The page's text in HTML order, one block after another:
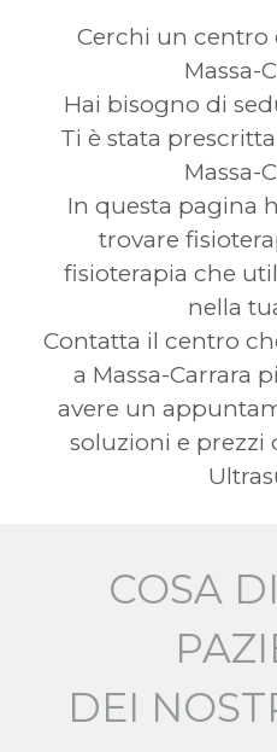
Cerchi un centro
Massa-
Hai bisogno di
Ti è stata
Massa-
In questa pagina
trovare
fisioterapia che
nella
Contatta il centro
a Massa-Carrara
avere un
soluzioni e
COSA
DEI